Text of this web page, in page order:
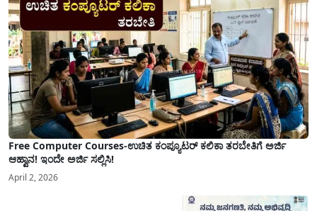
Free Computer Courses-ಉಚಿತ ಕಂಪ್ಯೂಟರ್ ಕಲಿಕಾ ತರಬೇತಿಗೆ ಅರ್ಜಿ
ಆಹ್ವಾನ! ಇಂದೇ ಅರ್ಜಿ ಸಲ್ಲಿಸಿ!
April 2, 2026